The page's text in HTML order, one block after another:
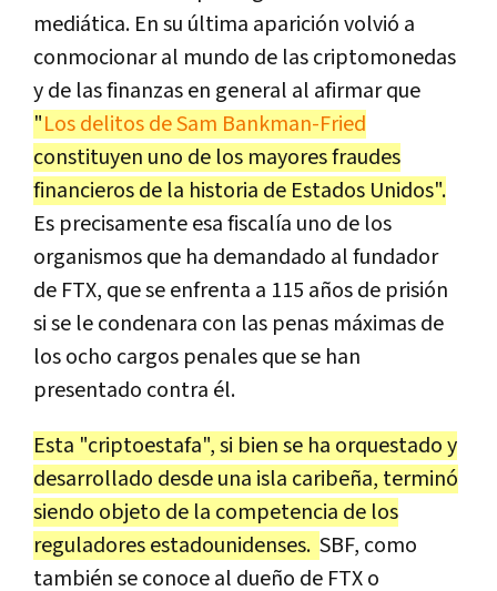
mediática. En su última aparición volvió a
conmocionar al mundo de las criptomonedas
y de las finanzas en general al afirmar que
"Los delitos de Sam Bankman-Fried
constituyen uno de los mayores fraudes
financieros de la historia de Estados Unidos".
Es precisamente esa fiscalía uno de los
organismos que ha demandado al fundador
de FTX, que se enfrenta a 115 años de prisión
si se le condenara con las penas máximas de
los ocho cargos penales que se han
presentado contra él.
Esta "criptoestafa", si bien se ha orquestado y
desarrollado desde una isla caribeña, terminó
siendo objeto de la competencia de los
reguladores estadounidenses. SBF, como
también se conoce al dueño de FTX o